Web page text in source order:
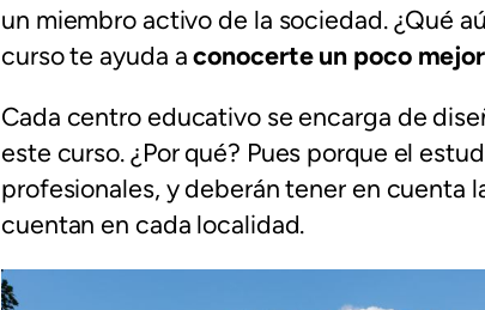
un miembro activo de la sociedad. ¿Qué
curso te ayuda aconocerte un poco
Cada centro educativo se encarga de
este curso. ¿Por qué? Pues porque el
profesionales, y deberán tener en cuenta
cuentan en cada localidad.